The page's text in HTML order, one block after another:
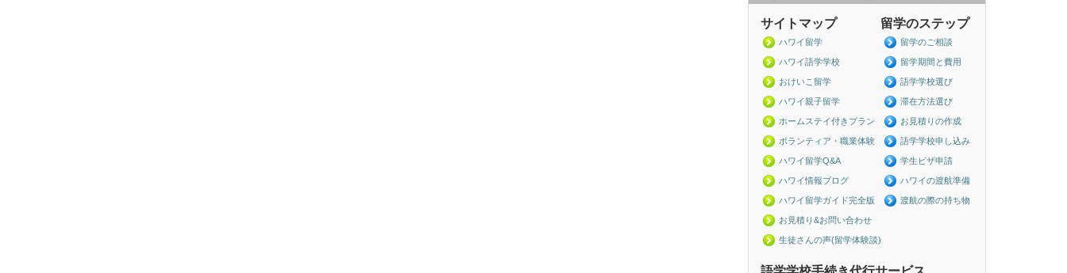
留学のステップ
留学のご相談
留学期間と費用
語学学校選び
滞在方法選び
お見積りの作成
語学学校申し込み
学生ビザ申請
ハワイの渡航準備
渡航の際の持ち物
サイトマップ
ハワイ留学
ハワイ語学学校
おけいこ留学
ハワイ親子留学
ホームステイ付きプラン
ボランティア・職業体験
ハワイ留学Q&A
ハワイ情報ブログ
ハワイ留学ガイド完全版
お見積り&お問い合わせ
生徒さんの声(留学体験談)